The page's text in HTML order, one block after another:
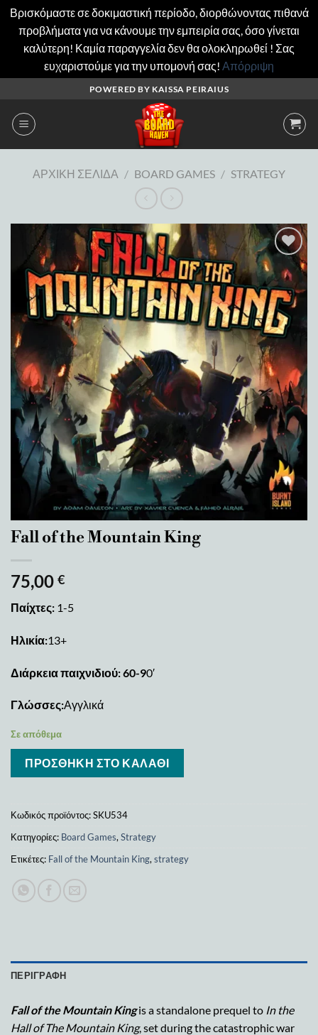
Βρισκόμαστε σε δοκιμαστική περίοδο, διορθώνοντας πιθανά
προβλήματα για να κάνουμε την εμπειρία σας, όσο γίνεται
καλύτερη! Καμία παραγγελία δεν θα ολοκληρωθεί ! Σας
ευχαριστούμε για την υπομονή σας! Απόρριψη
περιεχόμενο
POWERED BY KAISSA PEIRAIUS
ΑΡΧΙΚΉ ΣΕΛΊΔΑ / BOARD GAMES / STRATEGY
Add to
wishlist
Fall of the Mountain King
75,00 €
Παίχτες: 1-5
Ηλικία:13+
Διάρκεια παιχνιδιού: 60-90′
Γλώσσες:Αγγλικά
Σε απόθεμα
ΠΡΟΣΘΉΚΗ ΣΤΟ ΚΑΛΆΘΙ
Κωδικός προϊόντος:SKU534
Κατηγορίες: Board Games, Strategy
Ετικέτες: Fall of the Mountain King, strategy
ΠΕΡΙΓΡΑΦΉ
Fall of the Mountain Kingis a standalone prequel to In the
Hall of The Mountain King, set during the catastrophic war